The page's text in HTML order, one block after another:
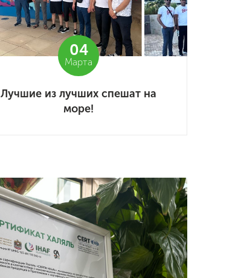
04
Марта
Лучшие из лучших спешат на
море!